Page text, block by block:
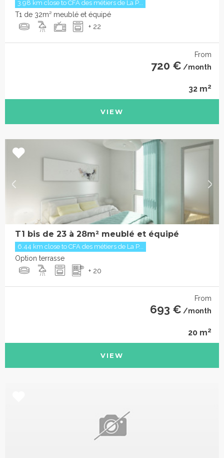
3.98 km close to CFA des métiers de La P...
T1 de 32m² meublé et équipé
+ 22
From
720 € /month
32 m2
VIEW
T1 bis de 23 à 28m² meublé et équipé
6.44 km close to CFA des métiers de La P...
Option terrasse
+ 20
From
693 € /month
20 m2
VIEW